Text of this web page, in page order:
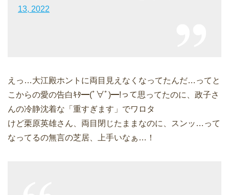
13, 2022
えっ…大江殿ホントに両目見えなくなってたんだ…ってと
こからの愛の告白ｷﾀ━(ﾟ∀ﾟ)━!って思ってたのに、政子さ
んの冷静沈着な「重すぎます」でワロタ
けど栗原英雄さん、両目閉じたままなのに、スンッ…って
なってるの無言の芝居、上手いなぁ…！